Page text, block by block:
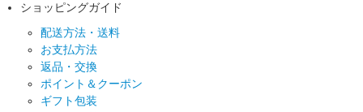
ショッピングガイド
配送方法・送料
お支払方法
返品・交換
ポイント＆クーポン
ギフト包装